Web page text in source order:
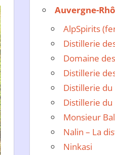
Auvergne-
AlpSpirits
Distillerie
Domaine
Distillerie
Distillerie du
Distillerie du
Monsieur
Nalin – La
Ninkasi